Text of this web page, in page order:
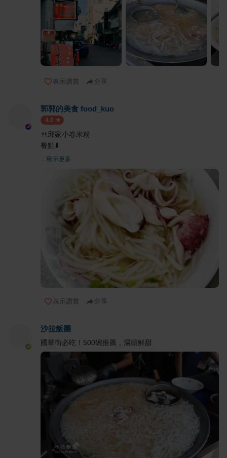
表示讚賞 分享
郭郭的美食 food_kuo
4.0
🍴邱家小卷米粉
餐點⬇️
... 顯示更多
表示讚賞 分享
沙拉飯團
國華街必吃！500碗推薦，湯頭鮮甜